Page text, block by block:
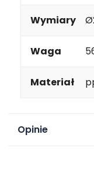
Wymiary
Waga
Materiał
Opinie